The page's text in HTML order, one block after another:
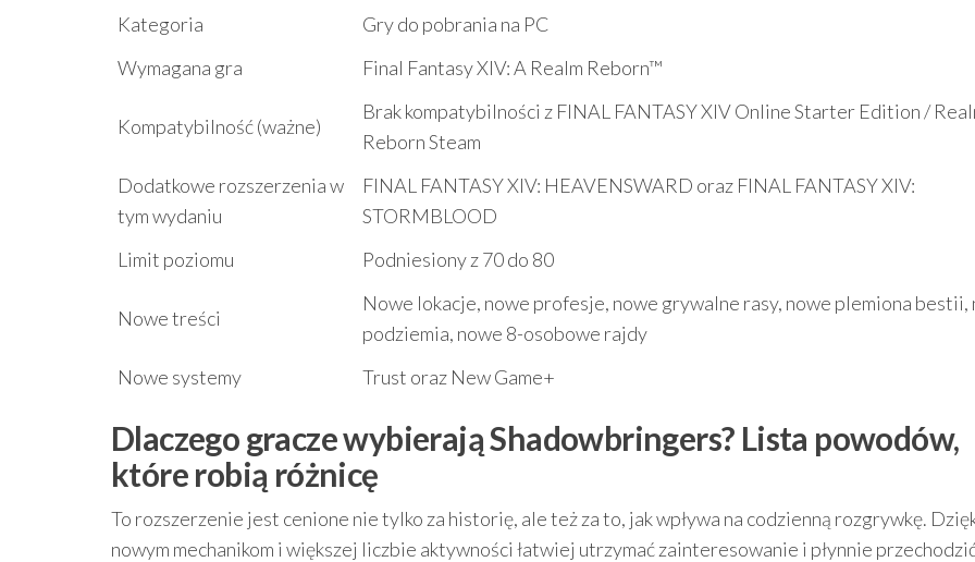
Kategoria
Gry do pobrania na PC
Wymagana gra
Final Fantasy XIV: A Realm Reborn™
Kompatybilność (ważne)
Brak kompatybilności z FINAL FANTASY XIV Online Starter Edition /
Reborn Steam
Dodatkowe rozszerzenia w
tym wydaniu
FINAL FANTASY XIV: HEAVENSWARD oraz FINAL FANTASY XIV:
STORMBLOOD
Limit poziomu
Podniesiony z 70 do 80
Nowe treści
Nowe lokacje, nowe profesje, nowe grywalne rasy, nowe plemiona bestii,
podziemia, nowe 8-osobowe rajdy
Nowe systemy
Trust oraz New Game+
Dlaczego gracze wybierają Shadowbringers? Lista powodów,
które robią różnicę
To rozszerzenie jest cenione nie tylko za historię, ale też za to, jak wpływa na codzienną rozgrywkę.
nowym mechanikom i większej liczbie aktywności łatwiej utrzymać zainteresowanie i płynnie